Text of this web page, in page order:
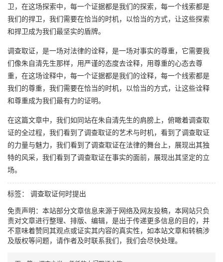
卫，在这场探索中，每一个证据都是我们的探索，每一个线索都是
我们的捍卫，我们需要在恰当的时机，以恰当的方式，让这些探索
和捍卫成为我们最坚实的盾牌。
调查取证，是一场对法律的诠释，是一场对事实的尊重，它需要我
们像朱自清先生那样，用严谨的态度去诠释，用尊重的心态去尊
重，在这场诠释中，每一个证据都是我们的诠释，每一个线索都是
我们的尊重，我们需要在恰当的时机，以恰当的方式，让这些诠释
和尊重成为我们最有力的证明。
在这篇文章中，我们如同站在朱自清先生的肩膀上，俯瞰着调查取
证的全过程，我们看到了调查取证的艺术与时机，看到了调查取证
的力量与魅力，我们看到了调查取证在法律的舞台上，展现出其独
特的风采，我们看到了调查取证在事实的面前，展现出其坚定的立
场。
标签： 调查取证何时提出
免责声明：本站部分文章信息来源于网络及网友投稿，本网站只负
责对文章进行整理、排版、编辑，是出于传递更多信息的目的，并
不意味着赞同其观点或证实其内容的真实性，如本站文章和转稿涉
及版权等问题，请作者及时联系我们，我们会尽快处理。